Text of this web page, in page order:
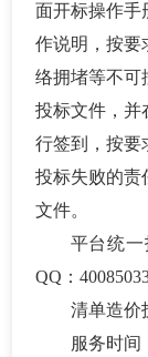
面开标操作手
作说明，按要
络拥堵等不可
投标文件，并
行签到，按要
投标失败的责
文件。
平台统一
QQ：
清单造价
服务时间